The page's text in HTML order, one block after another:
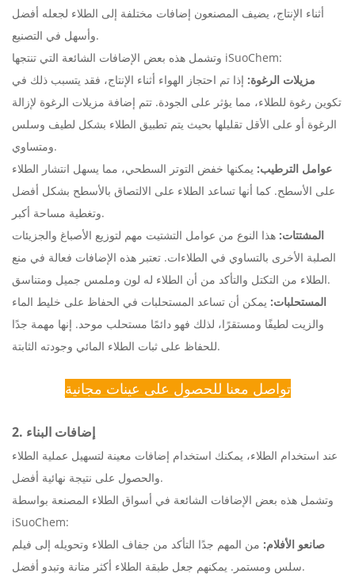
أثناء الإنتاج، يضيف المصنعون إضافات مختلفة إلى الطلاء لجعله أفضل
وأسهل في التصنيع.
وتشمل هذه بعض الإضافات الشائعة التي تنتجها iSuoChem:
مزيلات الرغوة: إذا تم احتجاز الهواء أثناء الإنتاج، فقد يتسبب ذلك في
تكوين رغوة للطلاء، مما يؤثر على الجودة. تتم إضافة مزيلات الرغوة لإزالة
الرغوة أو على الأقل تقليلها بحيث يتم تطبيق الطلاء بشكل لطيف وسلس
ومتساوي.
عوامل الترطيب: يمكنها خفض التوتر السطحي، مما يسهل انتشار الطلاء
على الأسطح. كما أنها تساعد الطلاء على الالتصاق بالأسطح بشكل أفضل
وتغطية مساحة أكبر.
المشتتات: هذا النوع من عوامل التشتيت مهم لتوزيع الأصباغ والجزيئات
الصلبة الأخرى بالتساوي في الطلاءات. تعتبر هذه الإضافات فعالة في منع
الطلاء من التكتل والتأكد من أن الطلاء له لون وملمس جميل ومتناسق.
المستحلبات: يمكن أن تساعد المستحلبات في الحفاظ على خليط الماء
والزيت لطيفًا ومستقرًا، لذلك فهو دائمًا مستحلب موحد. إنها مهمة جدًا
للحفاظ على ثبات الطلاء المائي وجودته الثابتة.
تواصل معنا للحصول على عينات مجانية
2. إضافات البناء
عند استخدام الطلاء، يمكنك استخدام إضافات معينة لتسهيل عملية الطلاء
والحصول على نتيجة نهائية أفضل.
وتشمل هذه بعض الإضافات الشائعة في أسواق الطلاء المصنعة بواسطة
iSuoChem:
صانعو الأفلام: من المهم جدًا التأكد من جفاف الطلاء وتحويله إلى فيلم
سلس ومستمر. يمكنهم جعل طبقة الطلاء أكثر متانة وتبدو أفضل.